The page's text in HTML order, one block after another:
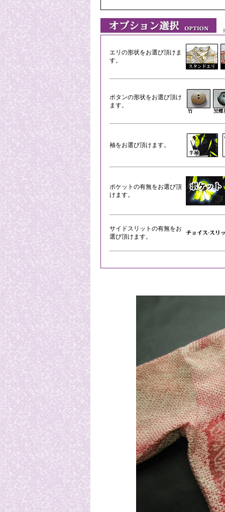
※
エリの形状をお選び頂けま
す。
ボタンの形状をお選び頂け
ます。
袖をお選び頂けます。
ポケットの有無をお選び頂
けます。
サイドスリットの有無をお
選び頂けます。